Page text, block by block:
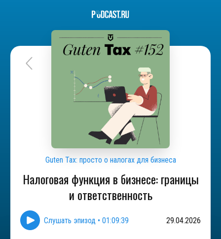
Guten Tax: просто о налогах для бизнеса
Налоговая функция в бизнесе: границы
и ответственность
Слушать эпизод • 01:09:39 29.04.2026